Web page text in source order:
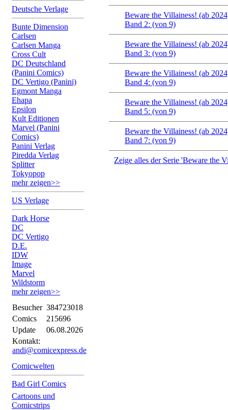
Deutsche Verlage
Bunte Dimension
Carlsen
Carlsen Manga
Cross Cult
DC Deutschland
(Panini Comics)
DC Vertigo (Panini)
Egmont Manga
Ehapa
Epsilon
Kult Editionen
Marvel (Panini
Comics)
Panini Verlag
Piredda Verlag
Splitter
Tokyopop
mehr zeigen>>
US Verlage
Dark Horse
DC
DC Vertigo
D.E.
IDW
Image
Marvel
Wildstorm
mehr zeigen>>
Besucher 384723018
Comics
215696
Update
06.08.2026
Kontakt:
andi@comicexpress.de
Comicwelten
Bad Girl Comics
Cartoons und
Comicstrips
Beware the Villainess! (ab
Band 2: (von 9)
Beware the Villainess! (ab
Band 3: (von 9)
Beware the Villainess! (ab
Band 4: (von 9)
Beware the Villainess! (ab
Band 5: (von 9)
Beware the Villainess! (ab
Band 7: (von 9)
Zeige alles der Serie 'Beware the